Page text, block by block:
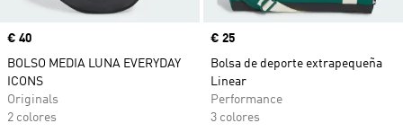
Precio
€ 40
BOLSO MEDIA LUNA EVERYDAY
ICONS
Originals
2 colores
Precio
€ 25
Bolsa de deporte extrapequeña
Linear
Performance
3 colores